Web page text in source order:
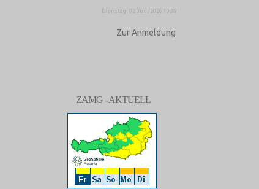
Dienstag, 02 Juni 2026 10:39
Zur Anmeldung
ZAMG - AKTUELL